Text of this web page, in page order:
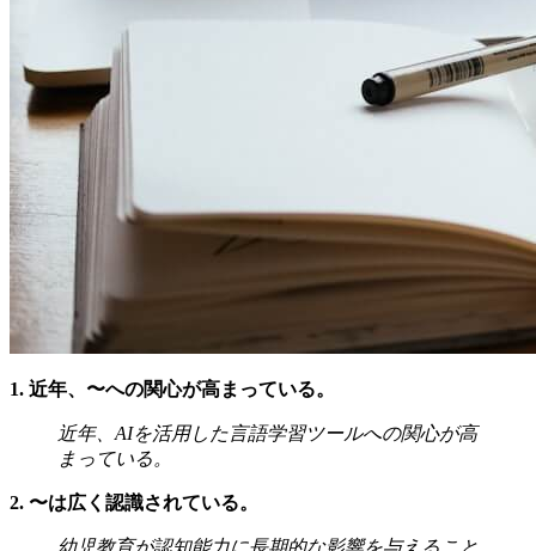
1. 近年、〜への関心が高まっている。
近年、AIを活用した言語学習ツールへの関心が高
まっている。
2. 〜は広く認識されている。
幼児教育が認知能力に長期的な影響を与えること